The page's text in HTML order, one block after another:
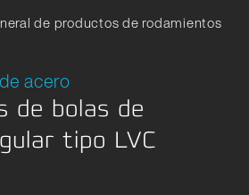
de productos de rodamientos
acero
de bolas de
tipo LVC